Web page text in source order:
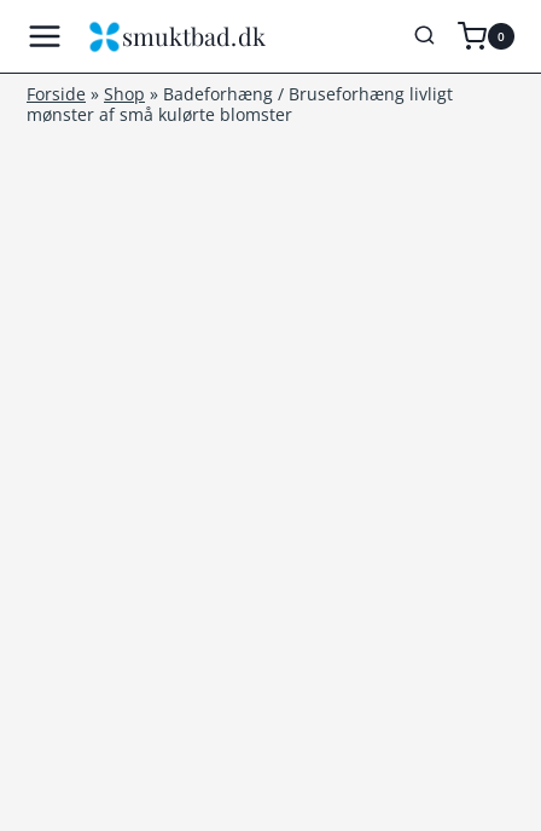
indhold
smuktbad.dk 0
Forside » Shop » Badeforhæng / Bruseforhæng livligt
mønster af små kulørte blomster